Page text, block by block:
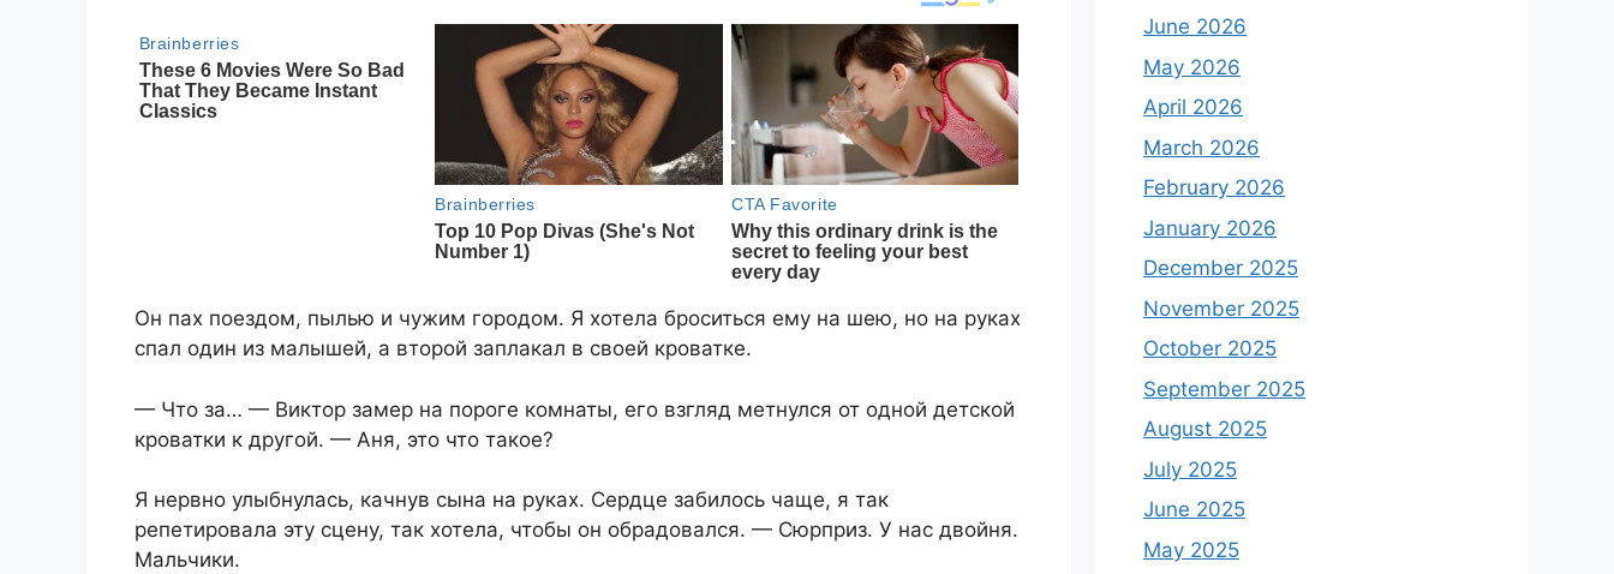
Он пах поездом, пылью и чужим городом. Я хотела броситься ему на шею, но на руках
спал один из малышей, а второй заплакал в своей кроватке.
— Что за… — Виктор замер на пороге комнаты, его взгляд метнулся от одной детской
кроватки к другой. — Аня, это что такое?
Я нервно улыбнулась, качнув сына на руках. Сердце забилось чаще, я так
репетировала эту сцену, так хотела, чтобы он обрадовался. — Сюрприз. У нас двойня.
Мальчики.
June 2026
May 2026
April 2026
March 2026
February 2026
January 2026
December 2025
November 2025
October 2025
September 2025
August 2025
July 2025
June 2025
May 2025